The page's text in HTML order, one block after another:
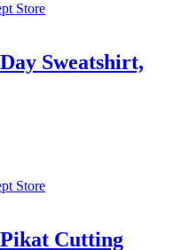
Store
Day Sweatshirt,
Store
Pikat Cutting